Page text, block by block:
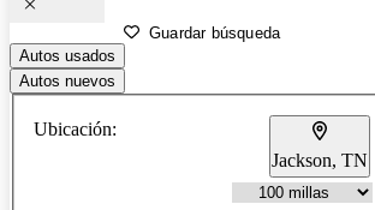
Guardar búsqueda
Autos usados
Autos nuevos
Ubicación:
Jackson, TN